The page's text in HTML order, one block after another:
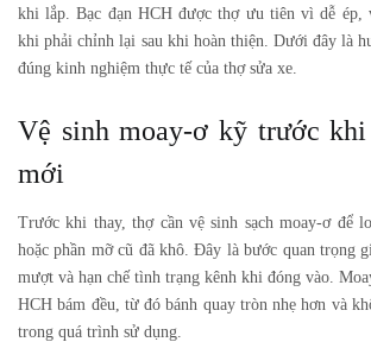
khi lắp. Bạc đạn HCH được thợ ưu tiên vì dễ ép,
khi phải chỉnh lại sau khi hoàn thiện. Dưới đây là
đúng kinh nghiệm thực tế của thợ sửa xe.
Vệ sinh moay-ơ kỹ trước khi
mới
Trước khi thay, thợ cần vệ sinh sạch moay-ơ để
hoặc phần mỡ cũ đã khô. Đây là bước quan trọng
mượt và hạn chế tình trạng kênh khi đóng vào.
HCH bám đều, từ đó bánh quay tròn nhẹ hơn và
trong quá trình sử dụng.